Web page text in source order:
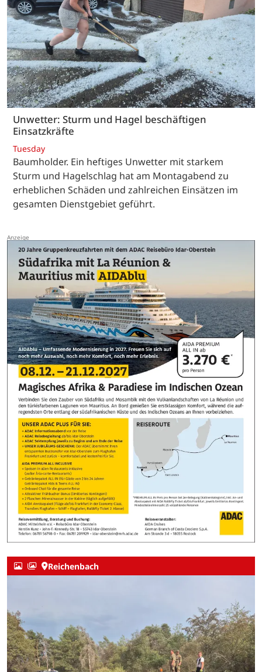
Unwetter: Sturm und Hagel beschäftigen
Einsatzkräfte
Tuesday
Baumholder. Ein heftiges Unwetter mit starkem
Sturm und Hagelschlag hat am Montagabend zu
erheblichen Schäden und zahlreichen Einsätzen im
gesamten Dienstgebiet geführt.
Reichenbach